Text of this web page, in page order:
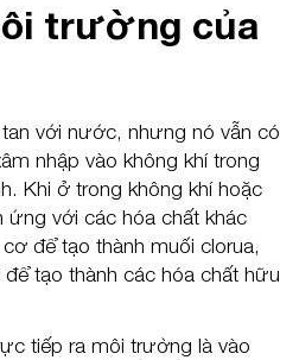
trường của
với nước, nhưng nó vẫn có
nhập vào không khí trong
Khi ở trong không khí hoặc
với các hóa chất khác
để tạo thành muối clorua,
tạo thành các hóa chất hữu
tiếp ra môi trường là vào